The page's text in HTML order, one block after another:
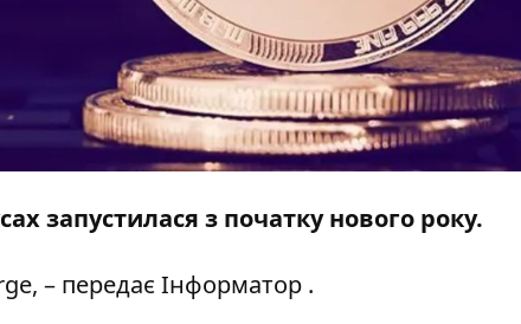
запустилася з початку нового року.
, – передає Інформатор .